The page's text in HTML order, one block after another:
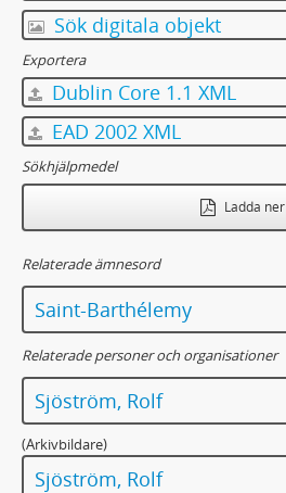
Sök digitala objekt
Exportera
Dublin Core 1.1 XML
EAD 2002 XML
Sökhjälpmedel
Ladda ner
Relaterade ämnesord
Saint-Barthélemy
Relaterade personer och organisationer
Sjöström, Rolf
(Arkivbildare)
Sjöström, Rolf